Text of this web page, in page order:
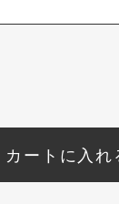
カートに入れ